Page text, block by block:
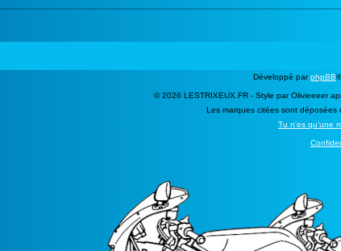
Développé parphpBB
© 2026 LESTRIXEUX.FR - Style par Olivieeeer
Les marques citées sont déposées
Tu n'es qu'une